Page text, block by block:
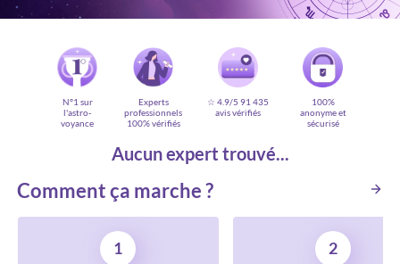
N°1 sur
l'astro-
voyance
Experts
professionnels
100% vérifiés
☆ 4.9/5 91 435
avis vérifiés
100%
anonyme et
sécurisé
Aucun expert trouvé...
Comment ça marche ?
1 2